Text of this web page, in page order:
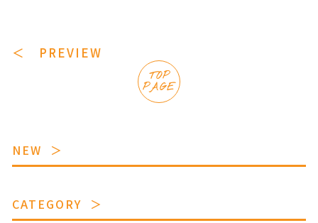
＜ PREVIEW
TOP
PAGE
NEW
CATEGORY